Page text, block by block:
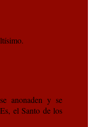
anonaden y se
el Santo de los